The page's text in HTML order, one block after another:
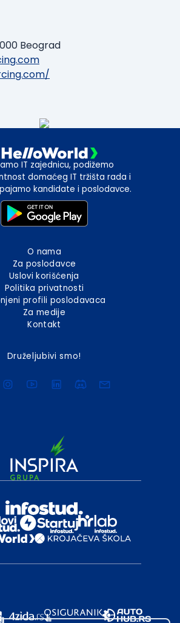
Beograd
IT zajednicu, podižemo
domaćeg IT tržišta rada i
kandidate i poslodavce.
O nama
Za poslodavce
Uslovi korišćenja
Politika privatnosti
profili poslodavaca
Za medije
Kontakt
Druželjubivi smo!